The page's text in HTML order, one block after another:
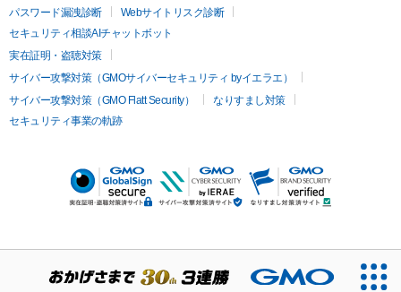
パスワード漏洩診断
Webサイトリスク診断
セキュリティ相談AIチャットボット
実在証明・盗聴対策
サイバー攻撃対策（GMOサイバーセキュリティ byイエラエ）
サイバー攻撃対策（GMO Flatt Security）
なりすまし対策
セキュリティ事業の軌跡